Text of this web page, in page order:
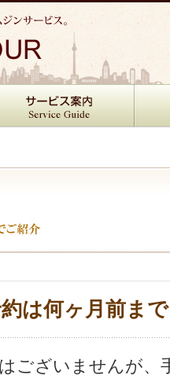
は何ヶ月前ま
ございませんが、